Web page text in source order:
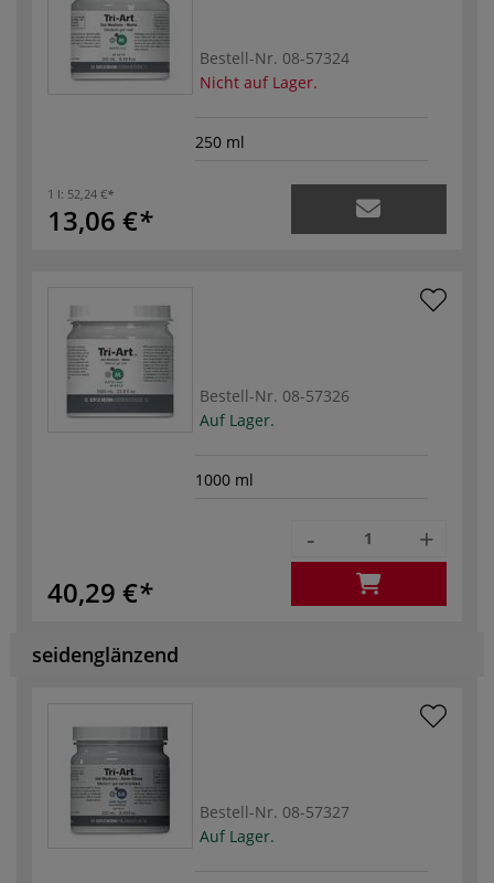
Bestell-Nr. 08-57324
Nicht auf Lager.
250 ml
1 l: 52,24 €
13,06 €
Bestell-Nr. 08-57326
Auf Lager.
1000 ml
40,29 €
- +
seidenglänzend
Bestell-Nr. 08-57327
Auf Lager.